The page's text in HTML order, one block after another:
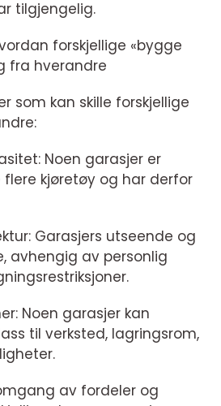
tilgjengelig.
forskjellige «bygge
fra hverandre
som kan skille forskjellige
Noen garasjer er
kjøretøy og har derfor
Garasjers utseende og
avhengig av personlig
Noen garasjer kan
til verksted, lagringsrom,
av fordeler og